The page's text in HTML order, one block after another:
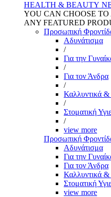
HEALTH & BEAUTY
YOU CAN CHOOSE
ANY FEATURED
Προσωπική
Αδυνάτισμα
/
Για την
/
Για τον Άνδρα
/
Καλλυντικά
/
Στοματική
/
view more
Προσωπική
Αδυνάτισμα
Για την
Για τον Άνδρα
Καλλυντικά
Στοματική
view more